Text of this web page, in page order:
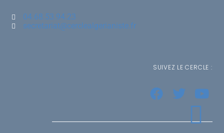
04.68.53.94.23
secretariat@cerclealgerianiste.fr
SUIVEZ LE CERCLE :